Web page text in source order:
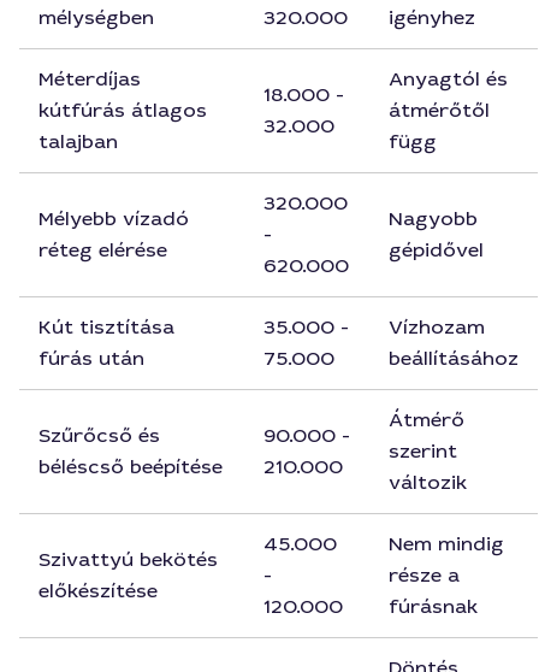
mélységben
320.000
igényhez
Méterdíjas
kútfúrás átlagos
talajban
18.000 -
32.000
Anyagtól és
átmérőtől
függ
Mélyebb vízadó
réteg elérése
320.000
-
620.000
Nagyobb
gépidővel
Kút tisztítása
fúrás után
35.000 -
75.000
Vízhozam
beállításához
Szűrőcső és
béléscső beépítése
90.000 -
210.000
Átmérő
szerint
változik
Szivattyú bekötés
előkészítése
45.000
-
120.000
Nem mindig
része a
fúrásnak